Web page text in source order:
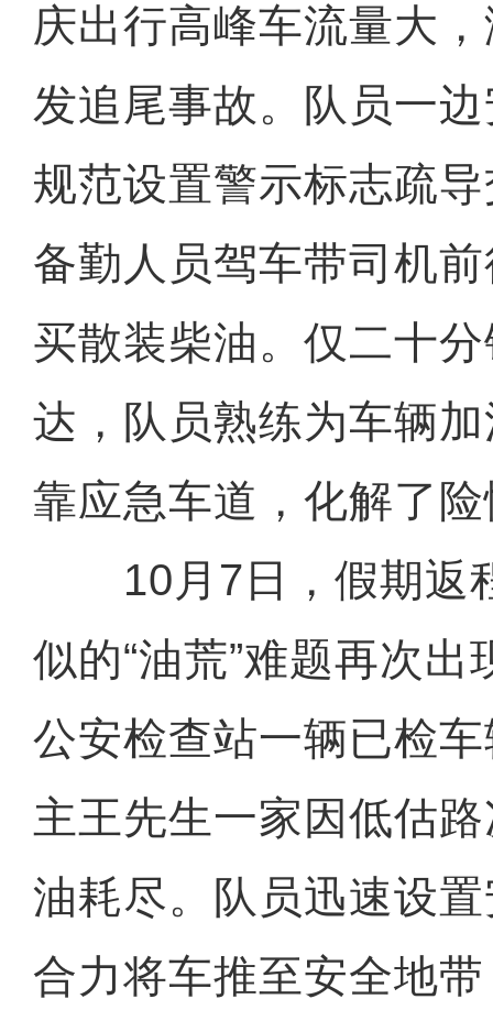
庆出行高峰车流量大
发追尾事故。队员一
规范设置警示标志疏
备勤人员驾车带司机
买散装柴油。仅二十
达，队员熟练为车辆
靠应急车道，化解了
10月7日，假期返
似的“油荒”难题再次
公安检查站一辆已检
主王先生一家因低估
油耗尽。队员迅速设
合力将车推至安全地